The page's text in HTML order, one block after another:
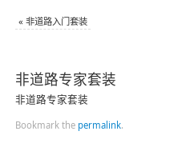
« 非道路入门套装
非道路专家套装
非道路专家套装
Bookmark the permalink.